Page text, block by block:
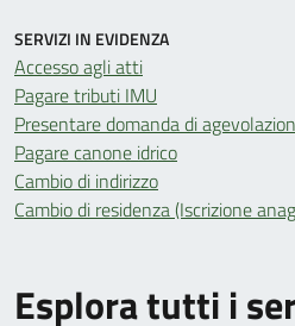
Esplora tutti i
SERVIZI IN EVIDENZA
Accesso agli atti
Pagare tributi IMU
Presentare domanda di
Pagare canone idrico
Cambio di indirizzo
Cambio di residenza (Iscrizione